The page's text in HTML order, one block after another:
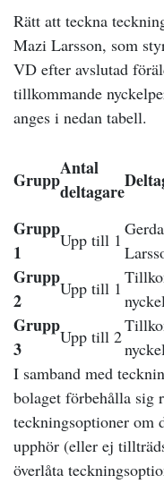
Rätt att teckna
Mazi Larsson, som
VD efter avslutad
tillkommande
anges i nedan tabell.
Grupp
Antal
deltagare
Grupp
1
Upp till 1
Grupp
2
Upp till 1
Grupp
3
Upp till 2
I samband med
bolaget förbehålla sig
teckningsoptioner om
upphör (eller ej
överlåta